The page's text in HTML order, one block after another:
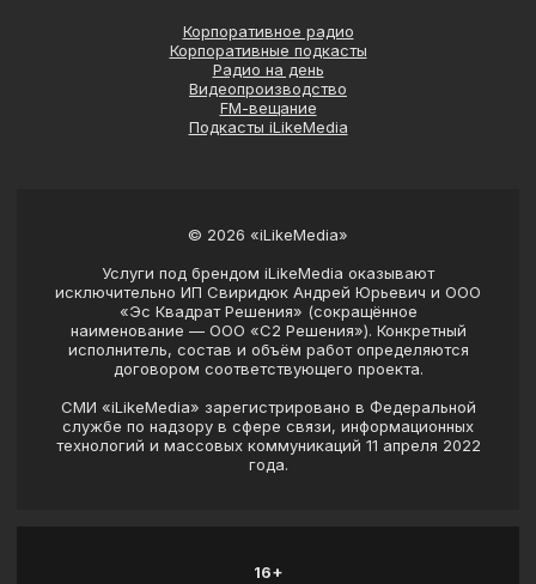
Корпоративное радио
Корпоративные подкасты
Радио на день
Видеопроизводство
FM‑вещание
Подкасты iLikeMedia
© 2026 «iLikeMedia»
Услуги под брендом iLikeMedia оказывают
исключительно ИП Свиридюк Андрей Юрьевич и ООО
«Эс Квадрат Решения» (сокращённое
наименование — ООО «С2 Решения»). Конкретный
исполнитель, состав и объём работ определяются
договором соответствующего проекта.
СМИ «iLikeMedia» зарегистрировано в Федеральной
службе по надзору в сфере связи, информационных
технологий и массовых коммуникаций 11 апреля 2022
года.
16+